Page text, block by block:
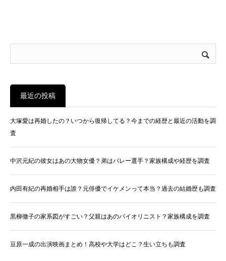
最近の投稿
大塚愛は再婚したの？いつから復帰してる？今までの経歴と最近の活動を調
査
中沢元紀の彼女はあの大物女優？弟はバレー選手？家族構成や経歴を調査
内田有紀の再婚相手は誰？元俳優でイケメンって本当？過去の結婚歴も調査
黒柳徹子の家系図がすごい？父親はあのバイオリニスト？家族構成を調査
豆原一成の出演映画まとめ！高校や大学はどこ？生い立ちも調査